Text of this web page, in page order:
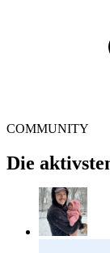
COMMUNITY
Die